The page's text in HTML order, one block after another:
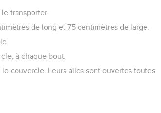
transporter.
de long et 75 centimètres de large.
à chaque bout.
couvercle. Leurs ailes sont ouvertes toutes